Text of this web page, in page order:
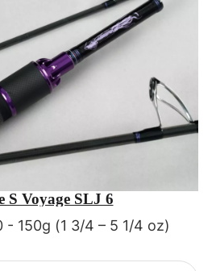
S Voyage SLJ 6
- 150g (1 3/4 – 5 1/4 oz)